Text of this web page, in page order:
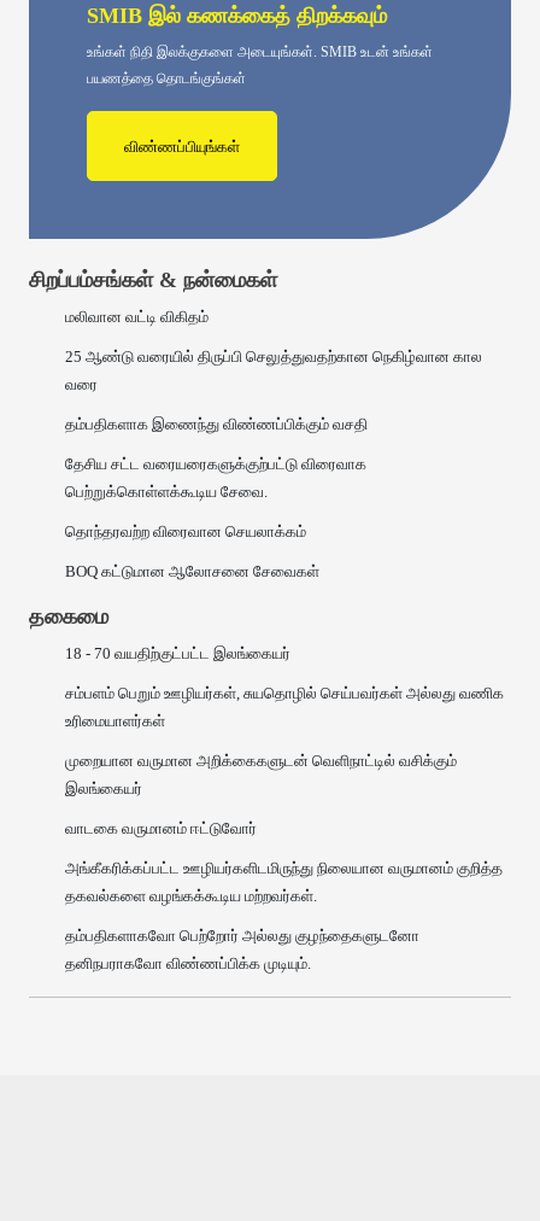
SMIB இல் கணக்கைத் திறக்கவும்
உங்கள் நிதி இலக்குகளை அடையுங்கள். SMIB உடன் உங்கள்
பயணத்தை தொடங்குங்கள்
விண்ணப்பியுங்கள்
சிறப்பம்சங்கள் & நன்மைகள்
மலிவான வட்டி விகிதம்
25 ஆண்டு வரையில் திருப்பி செலுத்துவதற்கான நெகிழ்வான கால
வரை
தம்பதிகளாக இணைந்து விண்ணப்பிக்கும் வசதி
தேசிய சட்ட வரையரைகளுக்குற்பட்டு விரைவாக
பெற்றுக்கொள்ளக்கூடிய சேவை.
தொந்தரவற்ற விரைவான செயலாக்கம்
BOQ கட்டுமான ஆலோசனை சேவைகள்
தகைமை
18 - 70 வயதிற்குட்பட்ட இலங்கையர்
சம்பளம் பெறும் ஊழியர்கள், சுயதொழில் செய்பவர்கள் அல்லது வணிக
உரிமையாளர்கள்
முறையான வருமான அறிக்கைகளுடன் வெளிநாட்டில் வசிக்கும்
இலங்கையர்
வாடகை வருமானம் ஈட்டுவோர்
அங்கீகரிக்கப்பட்ட ஊழியர்களிடமிருந்து நிலையான வருமானம் குறித்த
தகவல்களை வழங்கக்கூடிய மற்றவர்கள்.
தம்பதிகளாகவோ பெற்றோர் அல்லது குழந்தைகளுடனோ
தனிநபராகவோ விண்ணப்பிக்க முடியும்.